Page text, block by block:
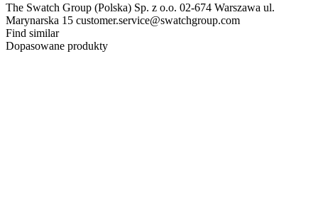
The Swatch Group (Polska) Sp. z o.o. 02-674 Warszawa ul.
Marynarska 15 customer.service@swatchgroup.com
Find similar
Dopasowane produkty